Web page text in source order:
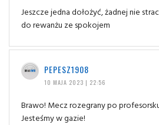
Jeszcze jedna dołożyć, żadnej nie
do rewanżu ze spokojem
PEPESZ1908
10 MAJA 2023 | 22:56
Brawo! Mecz rozegrany po
Jesteśmy w gazie!